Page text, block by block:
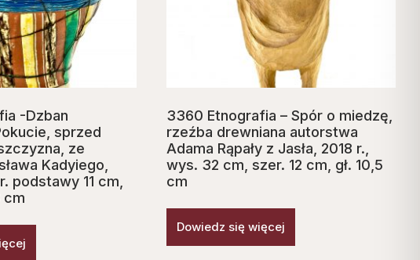
-Dzban
sprzed
ze
Kadyiego,
podstawy 11 cm,
cm
3360 Etnografia – Spór o miedzę,
rzeźba drewniana autorstwa
Adama Rąpały z Jasła, 2018 r.,
wys. 32 cm, szer. 12 cm, gł. 10,5
cm
Dowiedz się więcej